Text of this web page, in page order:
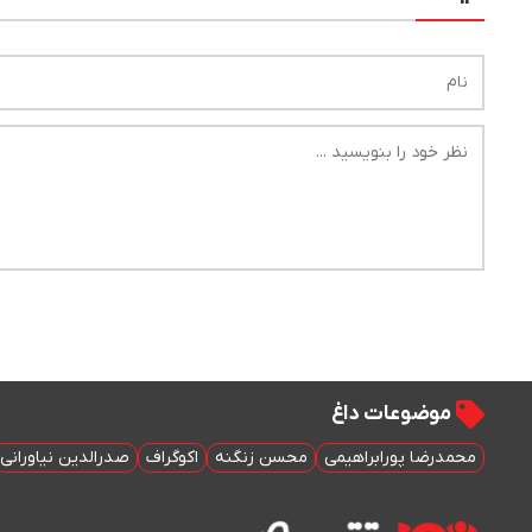
موضوعات داغ
محمدرضا پورابراهیمی محسن زنگنه اکوگراف صدرالدین نیاورانی